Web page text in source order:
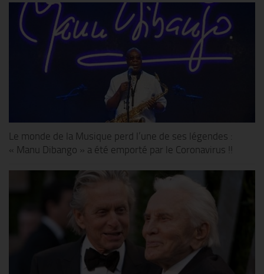
Le monde de la Musique perd l’une de ses légendes :
« Manu Dibango » a été emporté par le Coronavirus !!